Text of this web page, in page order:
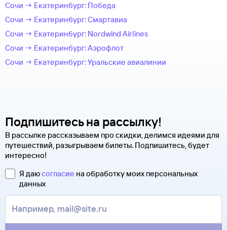
Сочи → Екатеринбург: Победа
Сочи → Екатеринбург: Смартавиа
Сочи → Екатеринбург: Nordwind Airlines
Сочи → Екатеринбург: Аэрофлот
Сочи → Екатеринбург: Уральские авиалинии
Подпишитесь на рассылку!
В рассылке рассказываем про скидки, делимся идеями для
путешествий, разыгрываем билеты. Подпишитесь, будет
интересно!
Я даюсогласие на обработку моих персональных
данных